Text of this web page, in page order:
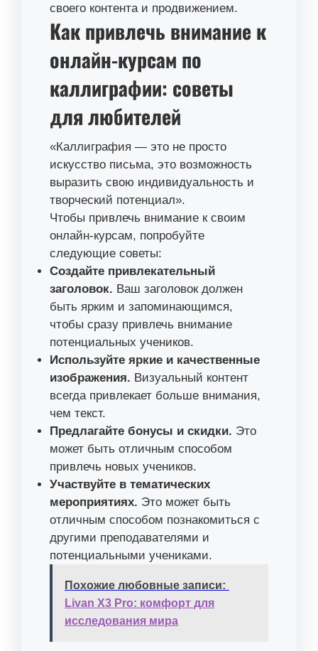
своего контента и продвижением.
Как привлечь внимание к
онлайн-курсам по
каллиграфии: советы
для любителей
«Каллиграфия — это не просто
искусство письма, это возможность
выразить свою индивидуальность и
творческий потенциал».
Чтобы привлечь внимание к своим
онлайн-курсам, попробуйте
следующие советы:
Создайте привлекательный
заголовок. Ваш заголовок должен
быть ярким и запоминающимся,
чтобы сразу привлечь внимание
потенциальных учеников.
Используйте яркие и качественные
изображения. Визуальный контент
всегда привлекает больше внимания,
чем текст.
Предлагайте бонусы и скидки. Это
может быть отличным способом
привлечь новых учеников.
Участвуйте в тематических
мероприятиях. Это может быть
отличным способом познакомиться с
другими преподавателями и
потенциальными учениками.
Похожие любовные записи:
Livan X3 Pro: комфорт для
исследования мира